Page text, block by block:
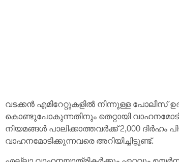
വടക്കൻ എമിറേറ്റുകളിൽ നിന്നുള്ള
കൊണ്ടുപോകുന്നതിനും തെറ്റായി
നിയമങ്ങൾ പാലിക്കാത്തവർക്ക് 2,000
വാഹനമോടിക്കുന്നവരെ അറിയിച്ചിട്ടുണ്ട്.